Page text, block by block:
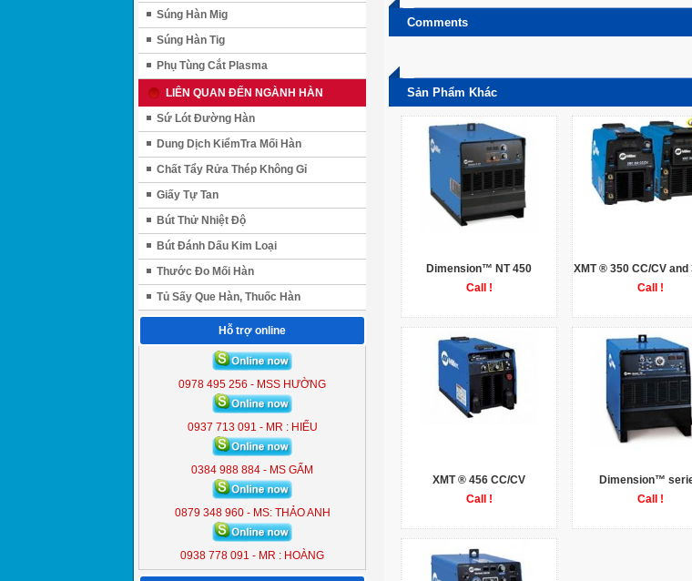
Súng Hàn Mig
Súng Hàn Tig
Phụ Tùng Cắt Plasma
LIÊN QUAN ĐẾN NGÀNH HÀN
Sứ Lót Đường Hàn
Dung Dịch KiểmTra Mối Hàn
Chất Tẩy Rửa Thép Không Gỉ
Giấy Tự Tan
Bút Thử Nhiệt Độ
Bút Đánh Dấu Kim Loại
Thước Đo Mối Hàn
Tủ Sấy Que Hàn, Thuốc Hàn
Hỗ trợ online
0978 495 256 - MSS HƯỜNG
0937 713 091 - MR : HIẾU
0384 988 884 - MS GẤM
0879 348 960 - MS: THẢO ANH
0938 778 091 - MR : HOÀNG
ĐÈN LIỀN THỂ KOBE 7300 (
KB - 7300
ĐÈN LIỀN THỂ KOBE 7300 (
300W )
Comments
Sản Phẩm Khác
Dimension™ NT 450
Call !
XMT ® 350 CC/CV and
Call !
XMT ® 456 CC/CV
Call !
Dimension™
Call !